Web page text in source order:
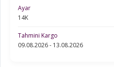
Ayar
14K
Tahmini Kargo
09.08.2026 - 13.08.2026